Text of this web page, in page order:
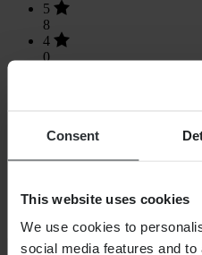
Consent
This website uses cookies
We use cookies to
social media features and
5
8
4
0
1
Laden...